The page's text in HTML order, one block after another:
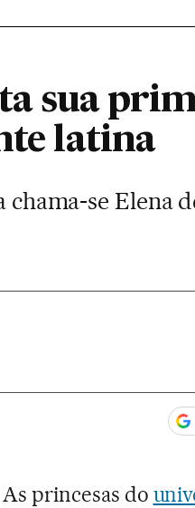
sua
latina
se Elena
As princesas do